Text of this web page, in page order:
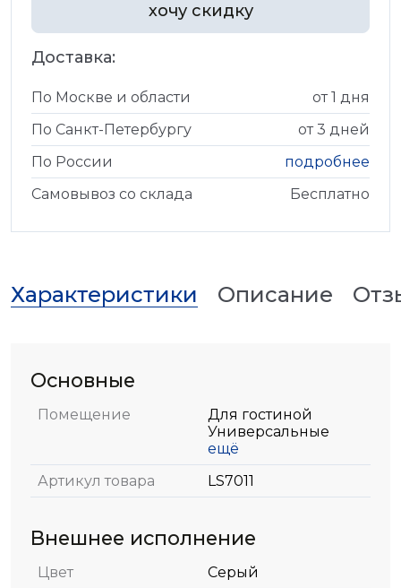
хочу скидку
Доставка:
По Москве и области
от 1 дня
По Санкт-Петербургу
от 3 дней
По России
подробнее
Самовывоз со склада
Бесплатно
Характеристики Описание
Основные
Помещение
Для гостиной
Универсальные
ещё
Артикул товара
LS7011
Внешнее исполнение
Цвет Серый